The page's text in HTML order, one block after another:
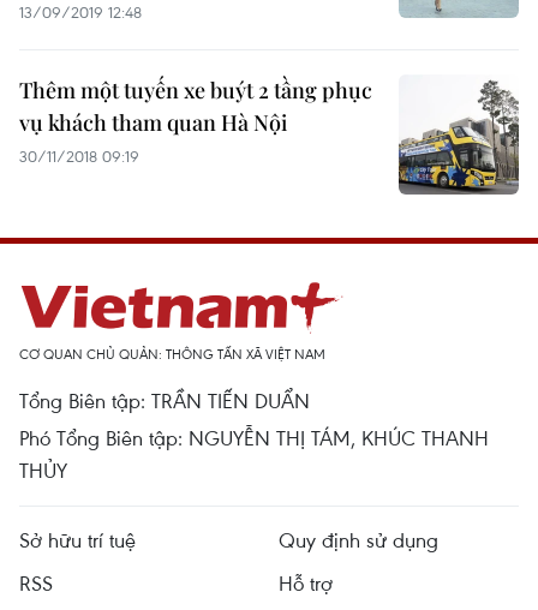
13/09/2019 12:48
Thêm một tuyến xe buýt 2 tầng phục
vụ khách tham quan Hà Nội
30/11/2018 09:19
CƠ QUAN CHỦ QUẢN: THÔNG TẤN XÃ VIỆT NAM
Tổng Biên tập: TRẦN TIẾN DUẨN
Phó Tổng Biên tập: NGUYỄN THỊ TÁM, KHÚC THANH
THỦY
Sở hữu trí tuệ
Quy định sử dụng
RSS
Hỗ trợ